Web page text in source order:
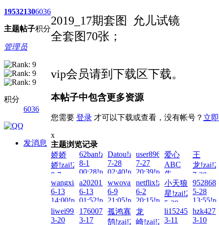
1953
主题
2130
帖子
6036
积分
管理员
积分
6036
发消息
2019_17期套图 允儿试镜
全套图70张；
vip会员请到下载区下载。
本帖子中包含更多资源
您需要 登录 才可以下载或查看，没有帐号？ 立
x
主题浏览记录
娇娇
娇!zai!2026-
8-7
21:46!read!
62ban!zai!2026-
8-1
00:28!read!
Datou!zai!2026-
7-28
02:40!read!
user8963!zai!2026-
7-27
20:39!read!
爱心
ABC
先
把!zai!2026-
7-26
14:09!read!
王
龙
7-20
wangxiaozhou!zai!2026-
6-13
14:00!read!
a20201233!zai!2026-
6-13
01:52!read!
wwovar!zai!2026-
6-9
21:05!read!
netflix!zai!2026-
6-2
20:15!read!
小天狼
星!zai!2026-
5-29
23:57!read!
5-28
liwei9988!zai!2026-
3-20
17600737829!zai!2026-
3-17
孤鸿寡
鹄!zai!2026-
龙
崎!zai!2026-
3-11
3-10